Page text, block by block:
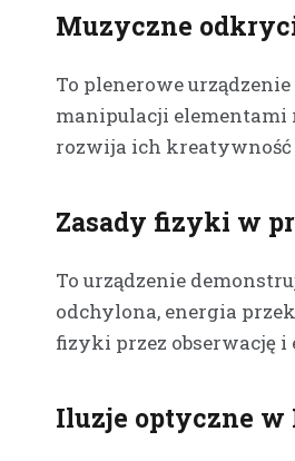
Muzyczne
To plenerowe
manipulacji elementami
rozwija ich
Zasady fizyki w
To urządzenie
odchylona, energia
fizyki przez obserwację
Iluzje optyczne w